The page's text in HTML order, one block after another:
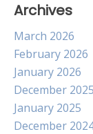
Archives
March 2026
February 2026
January 2026
December 2025
January 2025
December